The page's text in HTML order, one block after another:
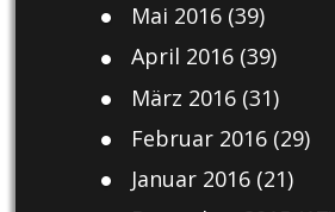
Mai 2016(39)
April 2016(39)
März 2016(31)
Februar 2016(29)
Januar 2016(21)